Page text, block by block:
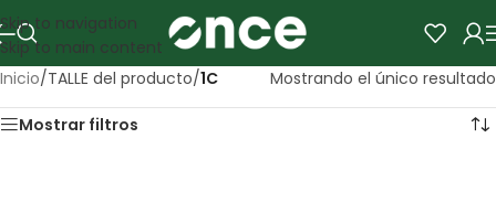
Skip to navigation
Skip to main content
Inicio/TALLE del producto/1C Mostrando el único resultado
Mostrar filtros